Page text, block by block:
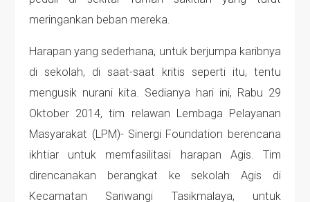
meringankan beban mereka.
Harapan yang sederhana, untuk berjumpa karibnya
di sekolah, di saat-saat kritis seperti itu, tentu
mengusik nurani kita. Sedianya hari ini, Rabu 29
Oktober 2014, tim relawan Lembaga Pelayanan
Masyarakat (LPM)- Sinergi Foundation berencana
ikhtiar untuk memfasilitasi harapan Agis. Tim
direncanakan berangkat ke sekolah Agis di
Kecamatan Sariwangi Tasikmalaya, untuk